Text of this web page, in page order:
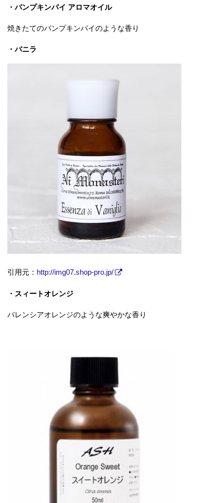
・パンプキンパイ アロマオイル
焼きたてのパンプキンパイのような香り
・バニラ
引用元： http://img07.shop-pro.jp/
・スィートオレンジ
バレンシアオレンジのような爽やかな香り